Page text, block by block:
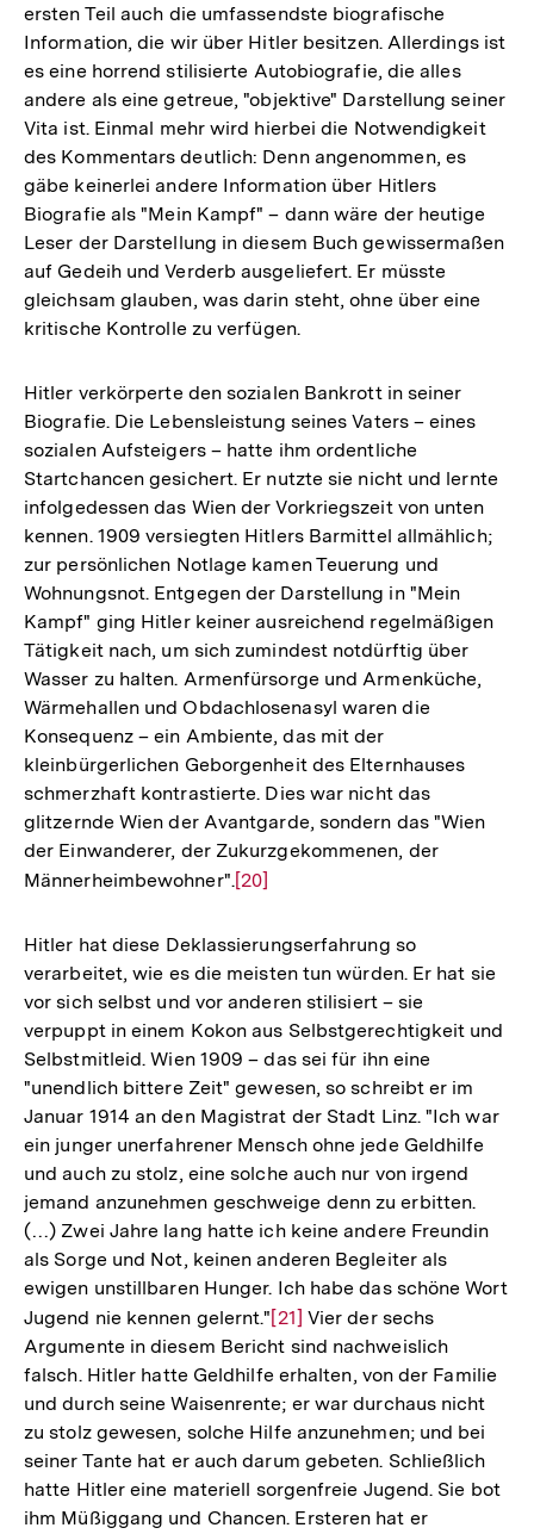
ersten Teil auch die umfassendste biografische
Information, die wir über Hitler besitzen. Allerdings ist
es eine horrend stilisierte Autobiografie, die alles
andere als eine getreue, "objektive" Darstellung seiner
Vita ist. Einmal mehr wird hierbei die Notwendigkeit
des Kommentars deutlich: Denn angenommen, es
gäbe keinerlei andere Information über Hitlers
Biografie als "Mein Kampf" – dann wäre der heutige
Leser der Darstellung in diesem Buch gewissermaßen
auf Gedeih und Verderb ausgeliefert. Er müsste
gleichsam glauben, was darin steht, ohne über eine
kritische Kontrolle zu verfügen.
Hitler verkörperte den sozialen Bankrott in seiner
Biografie. Die Lebensleistung seines Vaters – eines
sozialen Aufsteigers – hatte ihm ordentliche
Startchancen gesichert. Er nutzte sie nicht und lernte
infolgedessen das Wien der Vorkriegszeit von unten
kennen. 1909 versiegten Hitlers Barmittel allmählich;
zur persönlichen Notlage kamen Teuerung und
Wohnungsnot. Entgegen der Darstellung in "Mein
Kampf" ging Hitler keiner ausreichend regelmäßigen
Tätigkeit nach, um sich zumindest notdürftig über
Wasser zu halten. Armenfürsorge und Armenküche,
Wärmehallen und Obdachlosenasyl waren die
Konsequenz – ein Ambiente, das mit der
kleinbürgerlichen Geborgenheit des Elternhauses
schmerzhaft kontrastierte. Dies war nicht das
glitzernde Wien der Avantgarde, sondern das "Wien
der Einwanderer, der Zukurzgekommenen, der
Männerheimbewohner".Zur
der
Fußnote
[20]
Hitler hat diese Deklassierungserfahrung so
verarbeitet, wie es die meisten tun würden. Er hat sie
vor sich selbst und vor anderen stilisiert – sie
verpuppt in einem Kokon aus Selbstgerechtigkeit und
Selbstmitleid. Wien 1909 – das sei für ihn eine
"unendlich bittere Zeit" gewesen, so schreibt er im
Januar 1914 an den Magistrat der Stadt Linz. "Ich war
ein junger unerfahrener Mensch ohne jede Geldhilfe
und auch zu stolz, eine solche auch nur von irgend
jemand anzunehmen geschweige denn zu erbitten.
(…) Zwei Jahre lang hatte ich keine andere Freundin
als Sorge und Not, keinen anderen Begleiter als
ewigen unstillbaren Hunger. Ich habe das schöne Wort
Jugend nie kennen gelernt."Zur
Auflösung
der
Fußnote
[21] Vier der sechs
Argumente in diesem Bericht sind nachweislich
falsch. Hitler hatte Geldhilfe erhalten, von der Familie
und durch seine Waisenrente; er war durchaus nicht
zu stolz gewesen, solche Hilfe anzunehmen; und bei
seiner Tante hat er auch darum gebeten. Schließlich
hatte Hitler eine materiell sorgenfreie Jugend. Sie bot
ihm Müßiggang und Chancen. Ersteren hat er